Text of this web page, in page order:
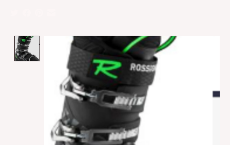
Product image slideshow Items